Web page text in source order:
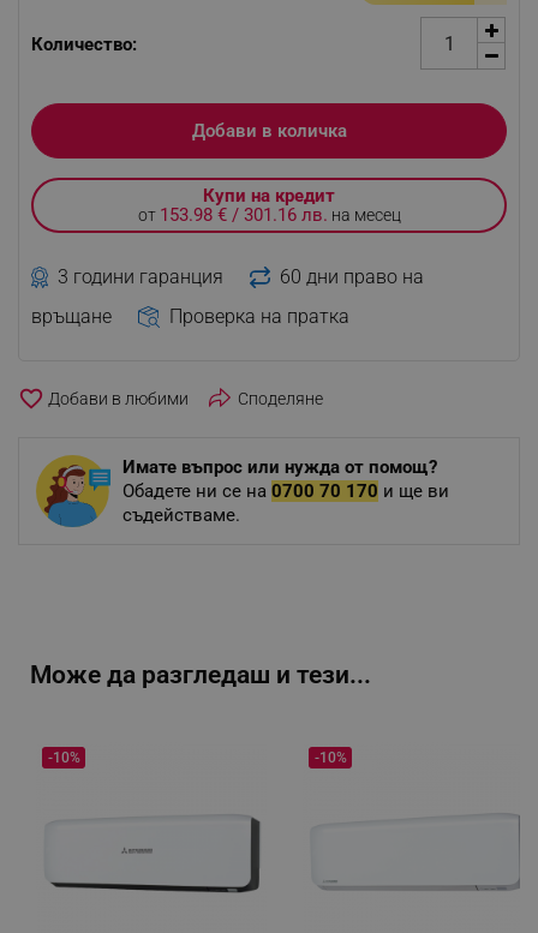
Количество:
Добави в количка
Купи на кредит
от 153.98 € / 301.16 лв. на месец
3 години гаранция
60 дни право на
връщане
Проверка на пратка
favorite_border Споделяне
Имате въпрос или нужда от помощ?
Обадете ни се на 0700 70 170 и ще ви
съдействаме.
Може да разгледаш и тези...
-10% -10%